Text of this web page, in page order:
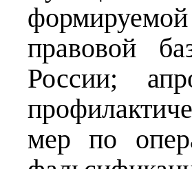
формируемой
правовой
России;
мер по